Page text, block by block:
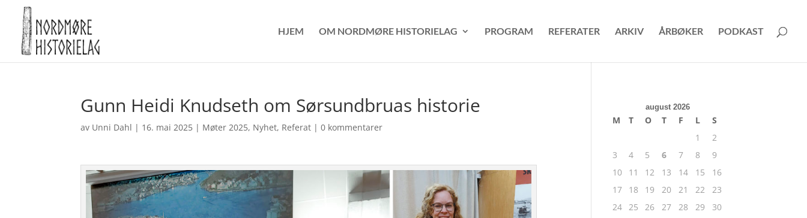
HJEM OM NORDMØRE HISTORIELAG PROGRAM REFERATER ARKIV ÅRBØKER PODKAST
Gunn Heidi Knudseth om Sørsundbruas historie
av Unni Dahl | 16. mai 2025 | Møter 2025, Nyhet, Referat |0 kommentarer
august 2026
M T O T F L
S
1
2
3
4 5 6 7 8
9
10
11 12 13 14 15
16
17
18 19 20 21 22
23
24 25 26 27 28 29
30